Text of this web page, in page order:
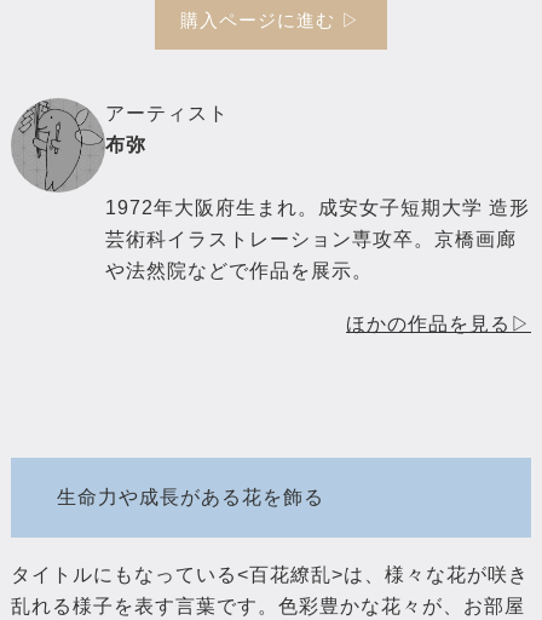
購入ページに進む ▷
アーティスト
布弥
1972年大阪府生まれ。成安女子短期大学 造形
芸術科イラストレーション専攻卒。京橋画廊
や法然院などで作品を展示。
ほかの作品を見る▷
生命力や成長がある花を飾る
タイトルにもなっている<百花繚乱>は、様々な花が咲き
乱れる様子を表す言葉です。色彩豊かな花々が、お部屋